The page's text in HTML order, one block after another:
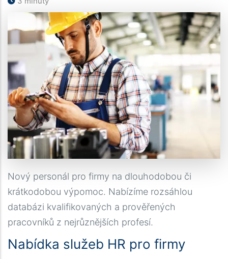
Nový personál pro firmy na dlouhodobou či
krátkodobou výpomoc. Nabízíme rozsáhlou
databázi kvalifikovaných a prověřených
pracovníků z nejrůznějších profesí.
Nabídka služeb HR pro firmy